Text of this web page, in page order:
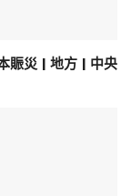
賑災 | 地方 | 中央